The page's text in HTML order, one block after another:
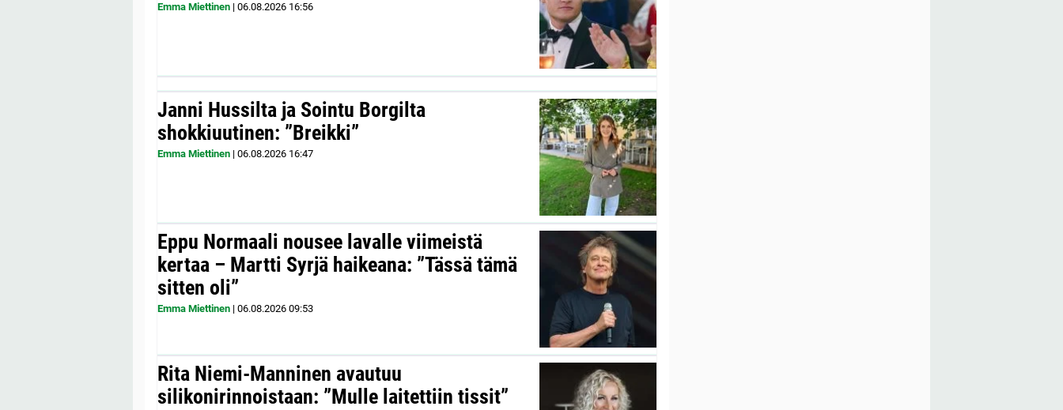
Emma Miettinen | 06.08.2026 16:56
Janni Hussilta ja Sointu Borgilta
shokkiuutinen: ”Breikki”
Emma Miettinen | 06.08.2026 16:47
Eppu Normaali nousee lavalle viimeistä
kertaa – Martti Syrjä haikeana: ”Tässä tämä
sitten oli”
Emma Miettinen | 06.08.2026 09:53
Rita Niemi-Manninen avautuu
silikonirinnoistaan: ”Mulle laitettiin tissit”